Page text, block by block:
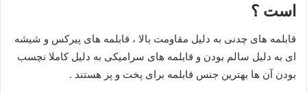
است ؟
قابلمه های چدنی به دلیل مقاومت بالا ، قابلمه های پیرکس و شیشه
ای به دلیل سالم بودن و قابلمه های سرامیکی به دلیل کاملا نچسب
بودن آن ها بهترین جنس قابلمه برای پخت و پز هستند .